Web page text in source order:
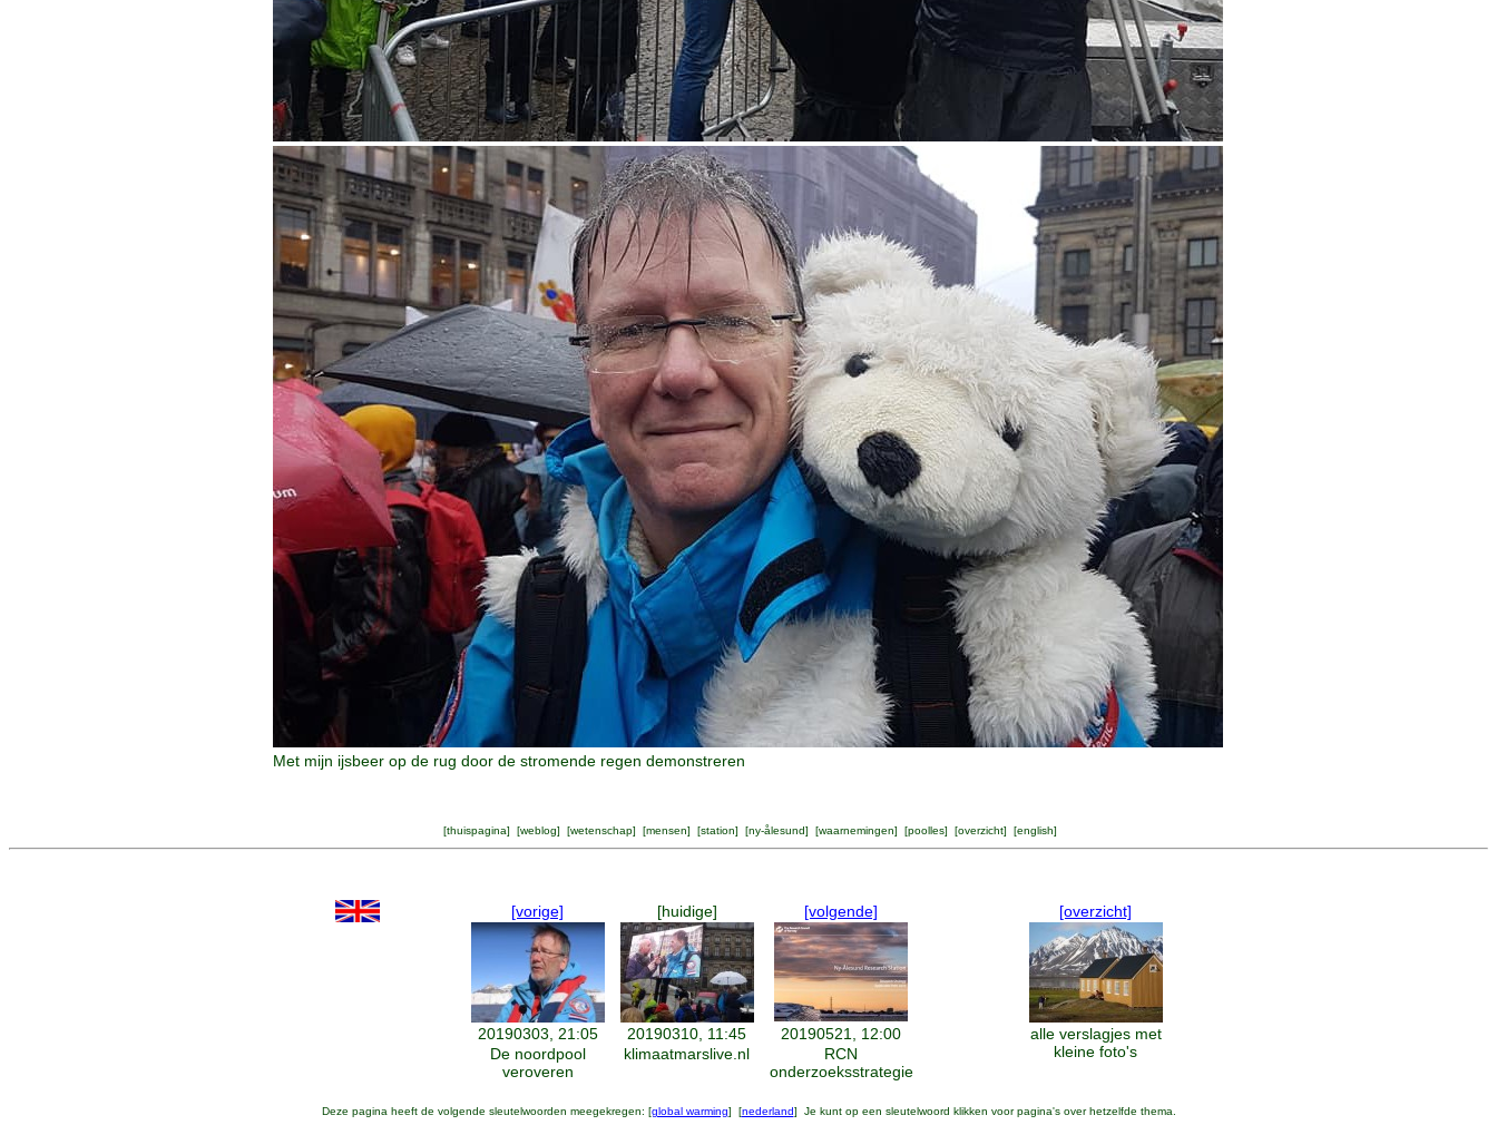
Met mijn ijsbeer op de rug door de stromende regen demonstreren
[thuispagina] [weblog] [wetenschap] [mensen] [station] [ny-ålesund] [waarnemingen] [poolles] [overzicht] [english]
[vorige] [huidige] [volgende] [overzicht]
20190303, 21:05 20190310, 11:45 20190521, 12:00
alle verslagjes met
kleine foto's
De noordpool
veroveren
klimaatmarslive.nl
RCN
onderzoeksstrategie
Deze pagina heeft de volgende sleutelwoorden meegekregen: [global warming] [nederland] Je kunt op een sleutelwoord klikken voor pagina's over hetzelfde thema.